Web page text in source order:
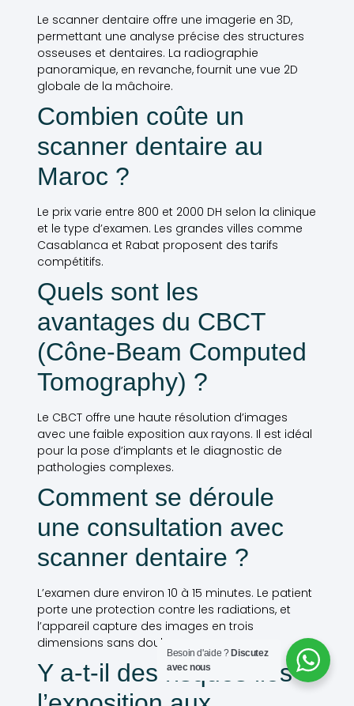
Le scanner dentaire offre une imagerie en 3D,
permettant une analyse précise des structures
osseuses et dentaires. La radiographie
panoramique, en revanche, fournit une vue 2D
globale de la mâchoire.
Combien coûte un
scanner dentaire au
Maroc ?
Le prix varie entre 800 et 2000 DH selon la clinique
et le type d’examen. Les grandes villes comme
Casablanca et Rabat proposent des tarifs
compétitifs.
Quels sont les
avantages du CBCT
(Cône-Beam Computed
Tomography) ?
Le CBCT offre une haute résolution d’images
avec une faible exposition aux rayons. Il est idéal
pour la pose d’implants et le diagnostic de
pathologies complexes.
Comment se déroule
une consultation avec
scanner dentaire ?
L’examen dure environ 10 à 15 minutes. Le patient
porte une protection contre les radiations, et
l’appareil capture des images en trois
dimensions sans douleur.
Y a-t-il des risques liés à
Besoin d'aide ? Discutez
avec nous